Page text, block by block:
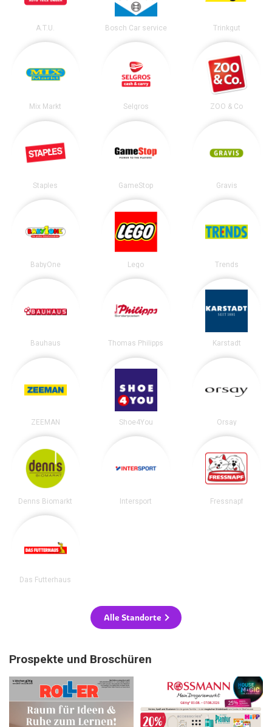
A.T.U. Bosch Car service Trinkgut
Mix Markt Selgros ZOO & Co
Staples GameStop Gravis
BabyOne Lego Trends
Bauhaus Thomas Philipps Karstadt
ZEEMAN Shoe4You Orsay
Denns Biomarkt Intersport Fressnapf
Das Futterhaus
Alle Standorte
Prospekte und Broschüren